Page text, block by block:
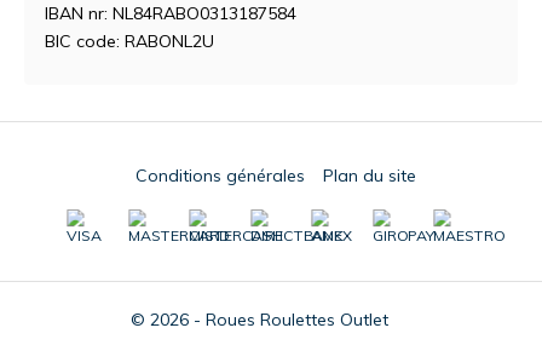
IBAN nr: NL84RABO0313187584
BIC code: RABONL2U
© 2026 - Roues Roulettes Outlet
Conditions générales Plan du site